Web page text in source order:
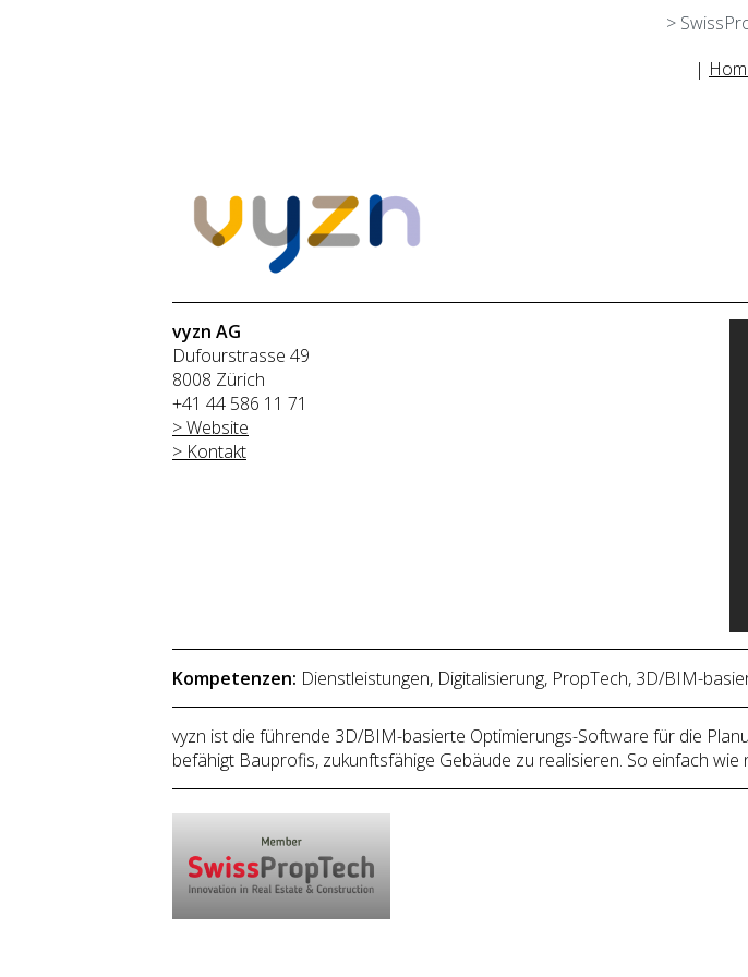
>
|
vyzn AG
Dufourstrasse 49
8008 Zürich
+41 44 586 11 71
> Website
> Kontakt
Kompetenzen: Dienstleistungen, Digitalisierung, PropTech, 3D/BIM-
vyzn ist die führende 3D/BIM-basierte Optimierungs-Software für die
befähigt Bauprofis, zukunftsfähige Gebäude zu realisieren. So einfach wie